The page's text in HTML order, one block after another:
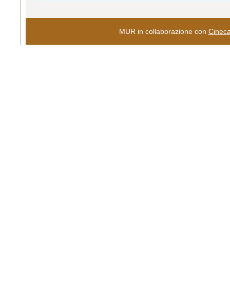
MUR in collaborazione con